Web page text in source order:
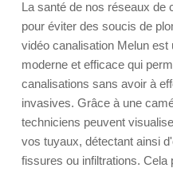
La santé de nos réseaux de
pour éviter des soucis de
vidéo canalisation Melun est
moderne et efficace qui
canalisations sans avoir à
invasives. Grâce à une
techniciens peuvent
vos tuyaux, détectant ainsi
fissures ou infiltrations. Cela